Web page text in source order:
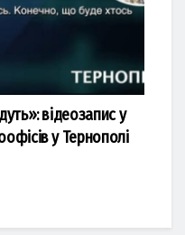
відеозапис у
у Тернополі